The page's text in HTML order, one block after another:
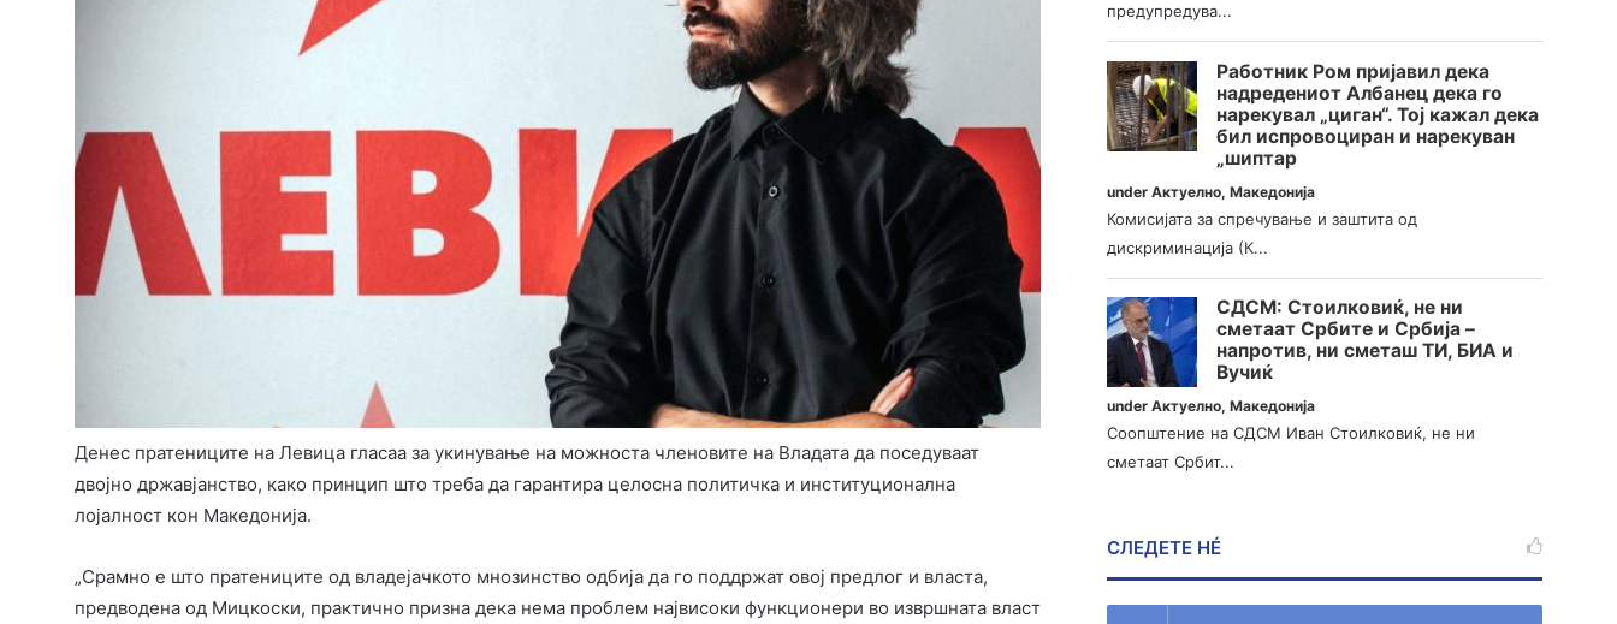
Денес пратениците на Левица гласаа за укинување на можноста членовите на Владата да поседуваат
двојно државјанство, како принцип што треба да гарантира целосна политичка и институционална
лојалност кон Македонија.
„Срамно е што пратениците од владејачкото мнозинство одбија да го поддржат овој предлог и власта,
предводена од Мицкоски, практично призна дека нема проблем највисоки функционери во извршната власт
предупредува...
Работник Ром пријавил дека
надредениот Албанец дека го
нарекувал „циган“. Тој кажал дека
бил испровоциран и нарекуван
„шиптар
underАктуелно,Македонија
Комисијата за спречување и заштита од
дискриминација (К...
СДСМ: Стоилковиќ, не ни
сметаат Србите и Србија –
напротив, ни сметаш ТИ, БИА и
Вучиќ
underАктуелно,Македонија
Соопштение на СДСМ Иван Стоилковиќ, не ни
сметаат Србит...
СЛЕДЕТЕ НÉ